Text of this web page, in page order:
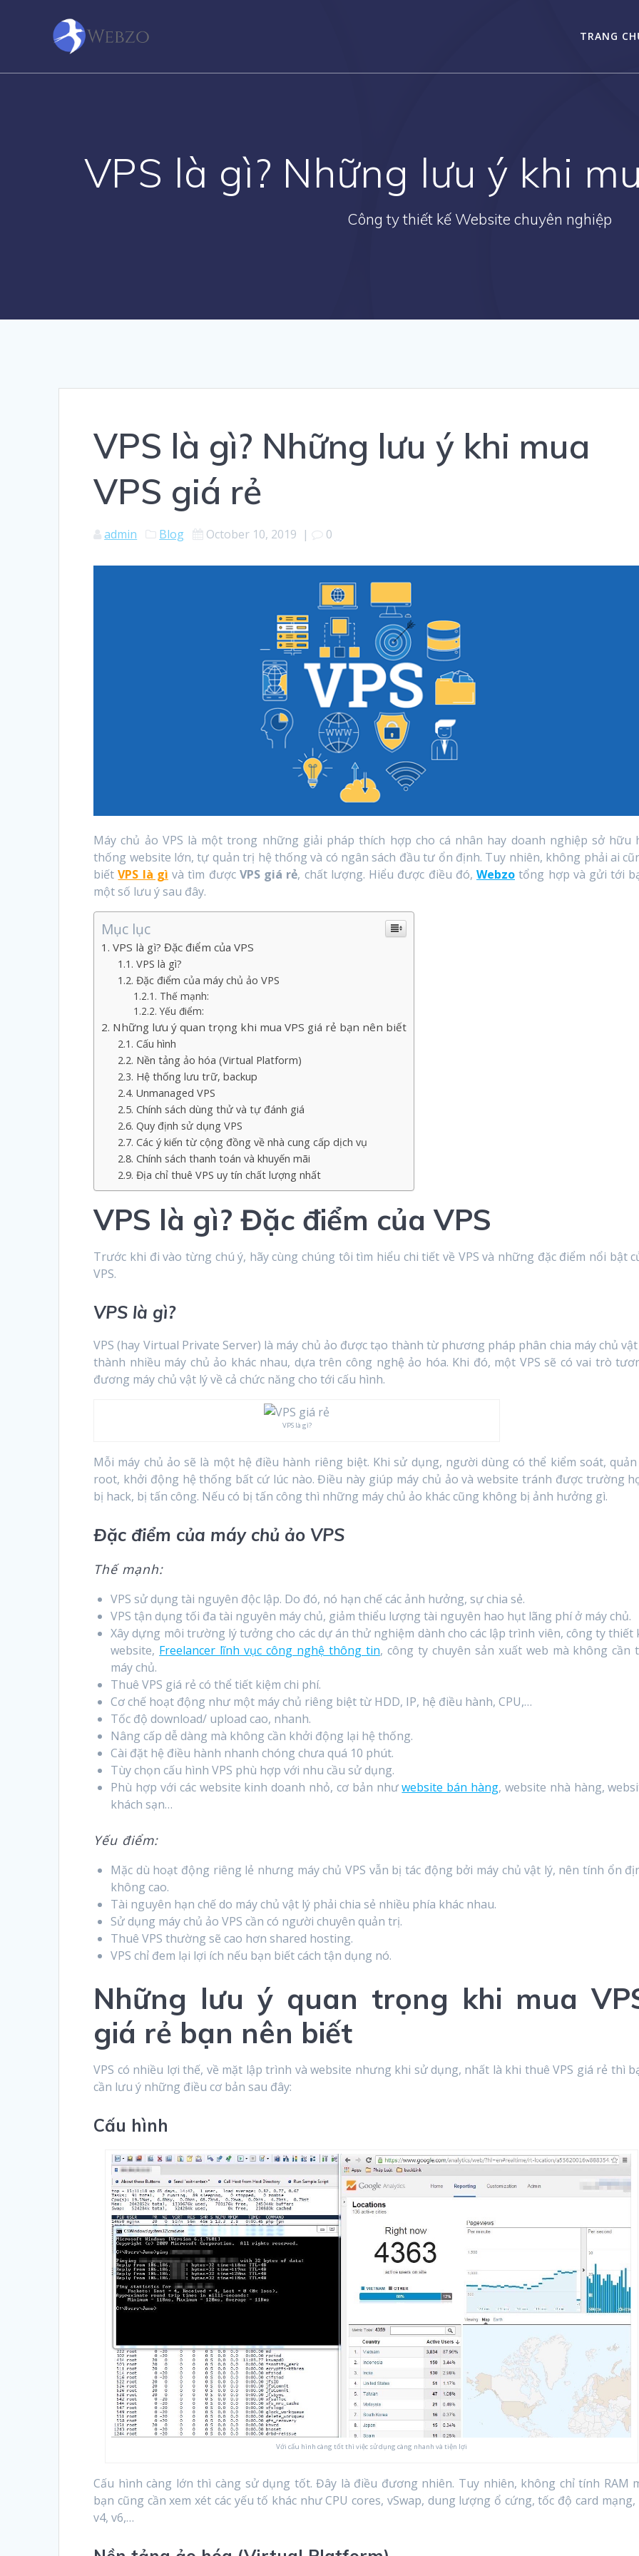
TRANG
VPS là gì? Những lưu ý khi
Công ty thiết kế Website chuyên nghiệp
VPS là gì? Những lưu ý khi mua
VPS giá rẻ
admin Blog October 10, 2019 | 0
Máy chủ ảo VPS là một trong những giải pháp thích hợp cho cá nhân hay doanh nghiệp sở hữu
thống website lớn, tự quản trị hệ thống và có ngân sách đầu tư ổn định. Tuy nhiên, không phải ai
biếtVPS là gì và tìm được VPS giá rẻ, chất lượng. Hiểu được điều đó,Webzo tổng hợp và gửi tới
một số lưu ý sau đây.
Mục lục
VPS là gì? Đặc điểm của VPS
VPS là gì?
Đặc điểm của máy chủ ảo VPS
Thế mạnh:
Yếu điểm:
Những lưu ý quan trọng khi mua VPS giá rẻ bạn nên biết
Cấu hình
Nền tảng ảo hóa (Virtual Platform)
Hệ thống lưu trữ, backup
Unmanaged VPS
Chính sách dùng thử và tự đánh giá
Quy định sử dụng VPS
Các ý kiến từ cộng đồng về nhà cung cấp dịch vụ
Chính sách thanh toán và khuyến mãi
Địa chỉ thuê VPS uy tín chất lượng nhất
VPS là gì? Đặc điểm của VPS
Trước khi đi vào từng chú ý, hãy cùng chúng tôi tìm hiểu chi tiết về VPS và những đặc điểm nổi bật
VPS.
VPS là gì?
VPS (hay Virtual Private Server) là máy chủ ảo được tạo thành từ phương pháp phân chia máy chủ
thành nhiều máy chủ ảo khác nhau, dựa trên công nghệ ảo hóa. Khi đó, một VPS sẽ có vai trò
đương máy chủ vật lý về cả chức năng cho tới cấu hình.
VPS là gì?
Mỗi máy chủ ảo sẽ là một hệ điều hành riêng biệt. Khi sử dụng, người dùng có thể kiểm soát,
root, khởi động hệ thống bất cứ lúc nào. Điều này giúp máy chủ ảo và website tránh được trường
bị hack, bị tấn công. Nếu có bị tấn công thì những máy chủ ảo khác cũng không bị ảnh hưởng gì.
Đặc điểm của máy chủ ảo VPS
Thế mạnh:
VPS sử dụng tài nguyên độc lập. Do đó, nó hạn chế các ảnh hưởng, sự chia sẻ.
VPS tận dụng tối đa tài nguyên máy chủ, giảm thiểu lượng tài nguyên hao hụt lãng phí ở máy chủ.
Xây dựng môi trường lý tưởng cho các dự án thử nghiệm dành cho các lập trình viên, công ty thiết
website, Freelancer lĩnh vục công nghệ thông tin, công ty chuyên sản xuất web mà không cần
máy chủ.
Thuê VPS giá rẻ có thể tiết kiệm chi phí.
Cơ chế hoạt động như một máy chủ riêng biệt từ HDD, IP, hệ điều hành, CPU,…
Tốc độ download/ upload cao, nhanh.
Nâng cấp dễ dàng mà không cần khởi động lại hệ thống.
Cài đặt hệ điều hành nhanh chóng chưa quá 10 phút.
Tùy chọn cấu hình VPS phù hợp với nhu cầu sử dụng.
Phù hợp với các website kinh doanh nhỏ, cơ bản nhưwebsite bán hàng, website nhà hàng,
khách sạn…
Yếu điểm:
Mặc dù hoạt động riêng lẻ nhưng máy chủ VPS vẫn bị tác động bởi máy chủ vật lý, nên tính ổn
không cao.
Tài nguyên hạn chế do máy chủ vật lý phải chia sẻ nhiều phía khác nhau.
Sử dụng máy chủ ảo VPS cần có người chuyên quản trị.
Thuê VPS thường sẽ cao hơn shared hosting.
VPS chỉ đem lại lợi ích nếu bạn biết cách tận dụng nó.
Những lưu ý quan trọng khi mua
giá rẻ bạn nên biết
VPS có nhiều lợi thế, về mặt lập trình và website nhưng khi sử dụng, nhất là khi thuê VPS giá rẻ thì
cần lưu ý những điều cơ bản sau đây:
Cấu hình
Với cấu hình càng tốt thì việc sử dụng càng nhanh và tiện lợi
Cấu hình càng lớn thì càng sử dụng tốt. Đây là điều đương nhiên. Tuy nhiên, không chỉ tính RAM
bạn cũng cần xem xét các yếu tố khác như CPU cores, vSwap, dung lượng ổ cứng, tốc độ card mạng,
v4, v6,…